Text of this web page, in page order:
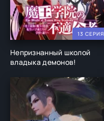
13 СЕРИЯ
Непризнанный школой
владыка демонов!